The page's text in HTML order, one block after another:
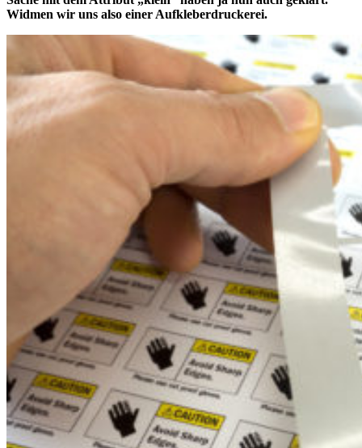
Widmen wir uns also einer Aufkleberdruckerei.